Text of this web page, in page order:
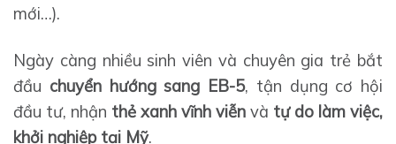
mới…).
Ngày càng nhiều sinh viên và chuyên gia trẻ bắt
đầu chuyển hướng sang EB-5, tận dụng cơ hội
đầu tư, nhận thẻ xanh vĩnh viễn và tự do làm việc,
khởi nghiệp tại Mỹ.